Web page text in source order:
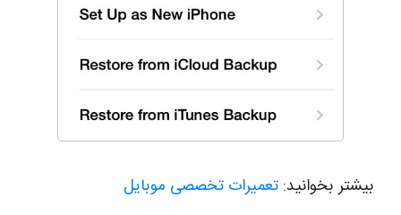
بیشتر بخوانید: تعمیرات تخصصی موبایل